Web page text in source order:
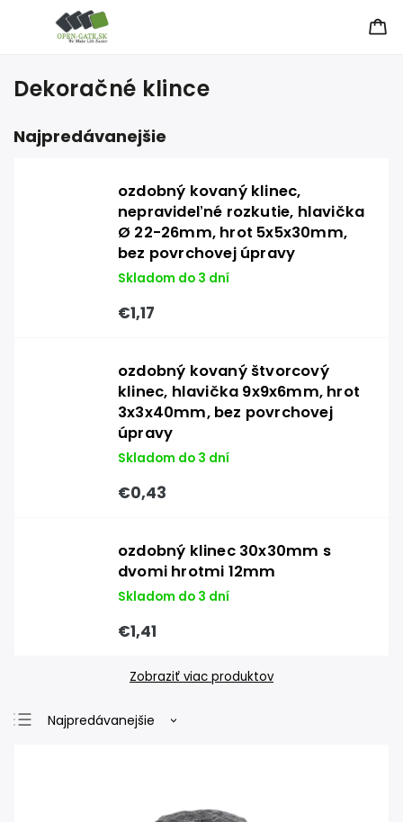
Dekoračné klince
Najpredávanejšie
ozdobný kovaný klinec,
nepravideľné rozkutie, hlavička
Ø 22-26mm, hrot 5x5x30mm,
bez povrchovej úpravy
Skladom do 3 dní
€1,17
ozdobný kovaný štvorcový
klinec, hlavička 9x9x6mm, hrot
3x3x40mm, bez povrchovej
úpravy
Skladom do 3 dní
€0,43
ozdobný klinec 30x30mm s
dvomi hrotmi 12mm
Skladom do 3 dní
€1,41
Zobraziť viac produktov
Najpredávanejšie